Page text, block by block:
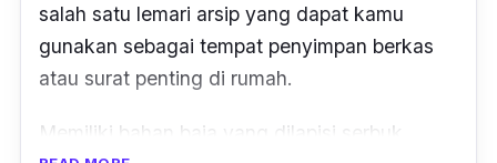
salah satu lemari arsip yang dapat kamu
gunakan sebagai tempat penyimpan berkas
atau surat penting di rumah.
Memiliki bahan baja yang dilapisi serbuk